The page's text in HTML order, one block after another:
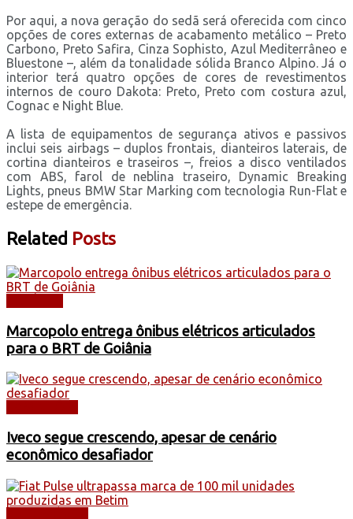
Por aqui, a nova geração do sedã será oferecida com cinco
opções de cores externas de acabamento metálico – Preto
Carbono, Preto Safira, Cinza Sophisto, Azul Mediterrâneo e
Bluestone –, além da tonalidade sólida Branco Alpino. Já o
interior terá quatro opções de cores de revestimentos
internos de couro Dakota: Preto, Preto com costura azul,
Cognac e Night Blue.
A lista de equipamentos de segurança ativos e passivos
inclui seis airbags – duplos frontais, dianteiros laterais, de
cortina dianteiros e traseiros –, freios a disco ventilados
com ABS, farol de neblina traseiro, Dynamic Breaking
Lights, pneus BMW Star Marking com tecnologia Run-Flat e
estepe de emergência.
Related Posts
Marcopolo entrega ônibus elétricos articulados
para o BRT de Goiânia
Iveco segue crescendo, apesar de cenário
econômico desafiador